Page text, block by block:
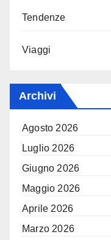
Tendenze
Viaggi
Archivi
Agosto 2026
Luglio 2026
Giugno 2026
Maggio 2026
Aprile 2026
Marzo 2026